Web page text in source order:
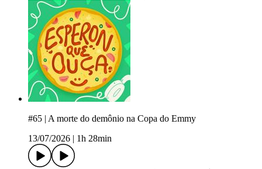
#65 | A morte do demônio na Copa do Emmy
13/07/2026
1h 28min